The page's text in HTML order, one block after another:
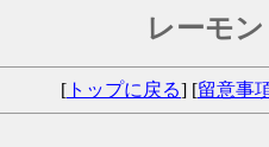
レーモ
[ トップに戻る] [留意事